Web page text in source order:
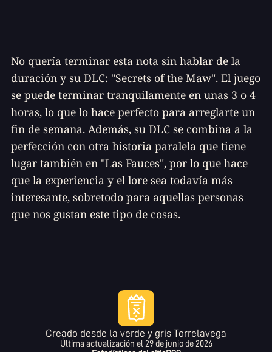
No quería terminar esta nota sin hablar de la
duración y su DLC: "Secrets of the Maw". El juego
se puede terminar tranquilamente en unas 3 o 4
horas, lo que lo hace perfecto para arreglarte un
fin de semana. Además, su DLC se combina a la
perfección con otra historia paralela que tiene
lugar también en "Las Fauces", por lo que hace
que la experiencia y el loresea todavía más
interesante, sobretodo para aquellas personas
que nos gustan este tipo de cosas.
Creado desde la verde y gris Torrelavega
Última actualización el 29 de junio de 2026